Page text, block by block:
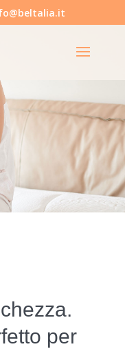
per